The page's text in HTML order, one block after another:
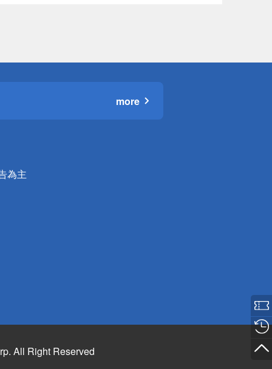
more
為主
All Right Reserved